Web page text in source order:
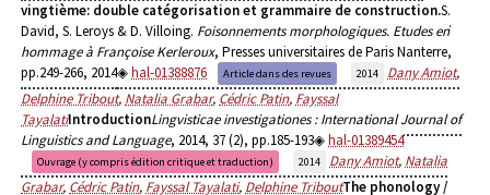
vingtième: double catégorisation et grammaire de construction.S.
David, S. Leroys & D. Villoing. Foisonnements morphologiques. Etudes en
hommage à Françoise Kerleroux, Presses universitaires de Paris Nanterre,
pp.249-266, 2014
hal-01388876 Article dans des revues 2014 Dany Amiot,
Delphine Tribout, Natalia Grabar, Cédric Patin, Fayssal
TayalatiIntroductionLingvisticae investigationes : International Journal of
Linguistics and Language, 2014, 37 (2), pp.185-193 hal-01389454
Ouvrage (y compris édition critique et traduction) 2014 Dany Amiot, Natalia
Grabar, Cédric Patin, Fayssal Tayalati, Delphine TriboutThe phonology /